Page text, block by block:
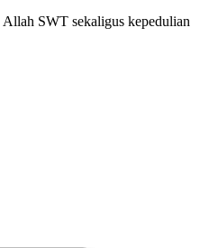
Allah SWT sekaligus kepedulian